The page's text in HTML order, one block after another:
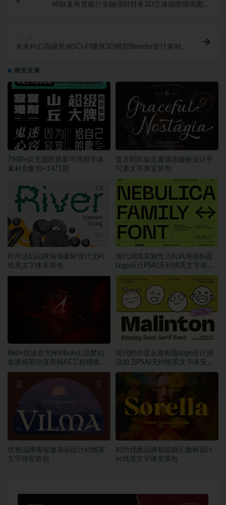
40款多角度银行金融理财财务3D立体插图插画图标
未来科幻高级质感SCI-FI建筑3D模型Blender设计素材
相关文章
7500+款无版权最新可商用字体
素材合集包~1471期
复古时尚杂志邀请函徽标设计手
写英文字体安装包
时尚迷幻品牌海报徽标设计无衬
线英文字体安装包
现代潮流实验性几何风海报标题
Logo设计PSAI无衬线英文字体安
装包
860+组油管大神Viboh出品梦幻
血腥摇晃动漫剪辑AE工程模板预
设叠加视频音效字体素材包
现代时尚逆反差标题Logo设计潮
流前卫PSAI无衬线英文字体安装
包素材
优雅品牌海报邀请函设计衬线英
文字体安装包
时尚优雅品牌包装婚礼徽标设计
衬线英文字体安装包